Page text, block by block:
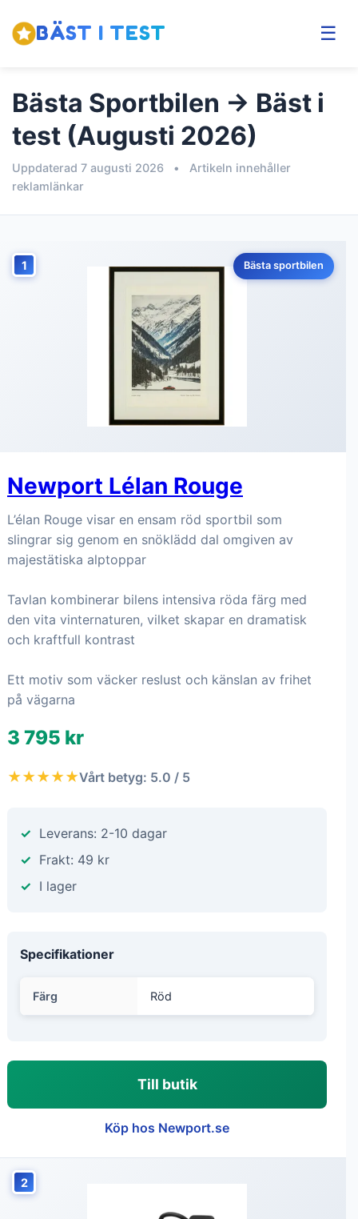
BÄST I TEST ☰
Bästa Sportbilen → Bäst i
test (Augusti 2026)
Uppdaterad 7 augusti 2026 •
Artikeln innehåller
reklamlänkar
1 Bästa sportbilen
Newport Lélan Rouge
L’élan Rouge visar en ensam röd sportbil som
slingrar sig genom en snöklädd dal omgiven av
majestätiska alptoppar
Tavlan kombinerar bilens intensiva röda färg med
den vita vinternaturen, vilket skapar en dramatisk
och kraftfull kontrast
Ett motiv som väcker reslust och känslan av frihet
på vägarna
3 795 kr
★★★★★Vårt betyg: 5.0 / 5
Leverans: 2-10 dagar
Frakt: 49 kr
I lager
Specifikationer
Färg Röd
Till butik
Köp hos Newport.se
2